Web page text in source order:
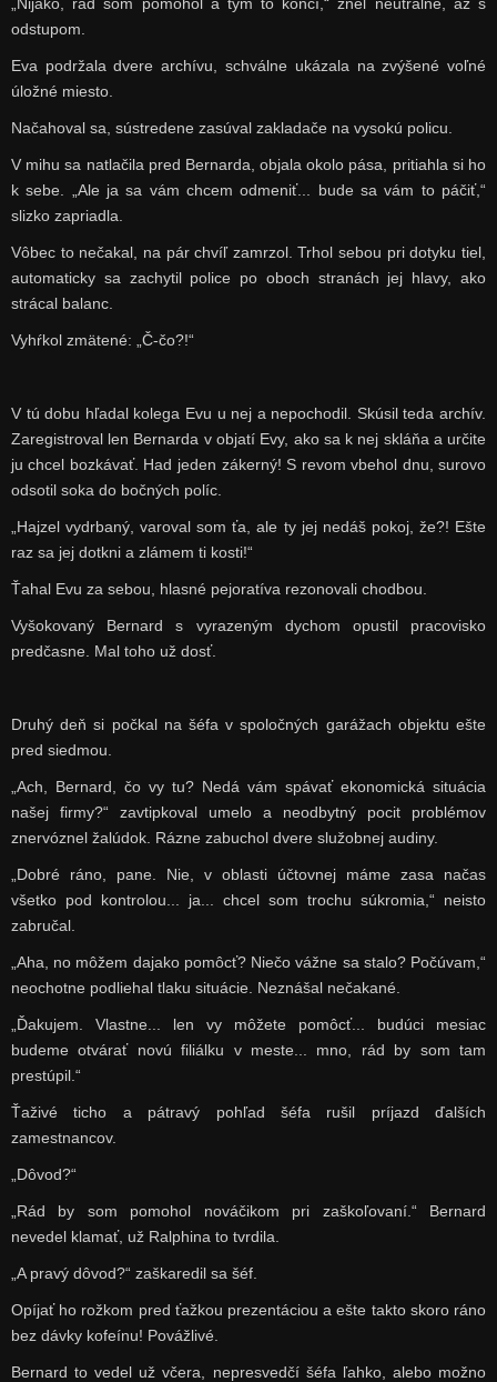
odstupom.
Eva podržala dvere archívu, schválne ukázala na zvýšené voľné
úložné miesto.
Načahoval sa, sústredene zasúval zakladače na vysokú policu.
V mihu sa natlačila pred Bernarda, objala okolo pása, pritiahla si ho
k sebe. „Ale ja sa vám chcem odmeniť... bude sa vám to páčiť,“
slizko zapriadla.
Vôbec to nečakal, na pár chvíľ zamrzol. Trhol sebou pri dotyku tiel,
automaticky sa zachytil police po oboch stranách jej hlavy, ako
strácal balanc.
Vyhŕkol zmätené: „Č-čo?!“
V tú dobu hľadal kolega Evu u nej a nepochodil. Skúsil teda archív.
Zaregistroval len Bernarda v objatí Evy, ako sa k nej skláňa a určite
ju chcel bozkávať. Had jeden zákerný! S revom vbehol dnu, surovo
odsotil soka do bočných políc.
„Hajzel vydrbaný, varoval som ťa, ale ty jej nedáš pokoj, že?! Ešte
raz sa jej dotkni a zlámem ti kosti!“
Ťahal Evu za sebou, hlasné pejoratíva rezonovali chodbou.
Vyšokovaný Bernard s vyrazeným dychom opustil pracovisko
predčasne. Mal toho už dosť.
Druhý deň si počkal na šéfa v spoločných garážach objektu ešte
pred siedmou.
„Ach, Bernard, čo vy tu? Nedá vám spávať ekonomická situácia
našej firmy?“ zavtipkoval umelo a neodbytný pocit problémov
znervóznel žalúdok. Rázne zabuchol dvere služobnej audiny.
„Dobré ráno, pane. Nie, v oblasti účtovnej máme zasa načas
všetko pod kontrolou... ja... chcel som trochu súkromia,“ neisto
zabručal.
„Aha, no môžem dajako pomôcť? Niečo vážne sa stalo? Počúvam,“
neochotne podliehal tlaku situácie. Neznášal nečakané.
„Ďakujem. Vlastne... len vy môžete pomôcť... budúci mesiac
budeme otvárať novú filiálku v meste... mno, rád by som tam
prestúpil.“
Ťaživé ticho a pátravý pohľad šéfa rušil príjazd ďalších
zamestnancov.
„Dôvod?“
„Rád by som pomohol nováčikom pri zaškoľovaní.“ Bernard
nevedel klamať, už Ralphina to tvrdila.
„A pravý dôvod?“ zaškaredil sa šéf.
Opíjať ho rožkom pred ťažkou prezentáciou a ešte takto skoro ráno
bez dávky kofeínu! Povážlivé.
Bernard to vedel už včera, nepresvedčí šéfa ľahko, alebo možno